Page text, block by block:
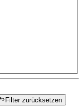
Filter zurücksetzen